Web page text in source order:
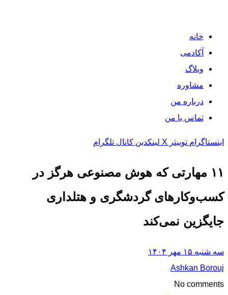
خانه
آکادمی
وبلاگ
مشاوره
درباره من
تماس با من
اینستاگرام توییتر X لینکدین کانال تلگرام
۱۱ مهارتی که هوش مصنوعی هرگز در
کسب‌وکارهای گردشگری و هتلداری
جایگزین نمی‌کند
سه شنبه ۱۵ مهر ۱۴۰۴
Ashkan Borouj
No comments